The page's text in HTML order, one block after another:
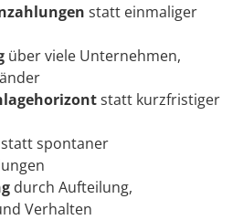
statt einmaliger
über viele Unternehmen,
statt kurzfristiger
statt spontaner
durch Aufteilung,
Verhalten